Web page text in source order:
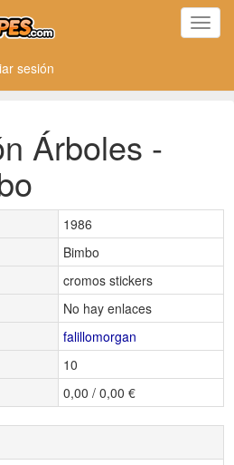
sesión
Árboles -
1986
Bimbo
cromos stickers
No hay enlaces
falillomorgan
10
0,00 / 0,00 €